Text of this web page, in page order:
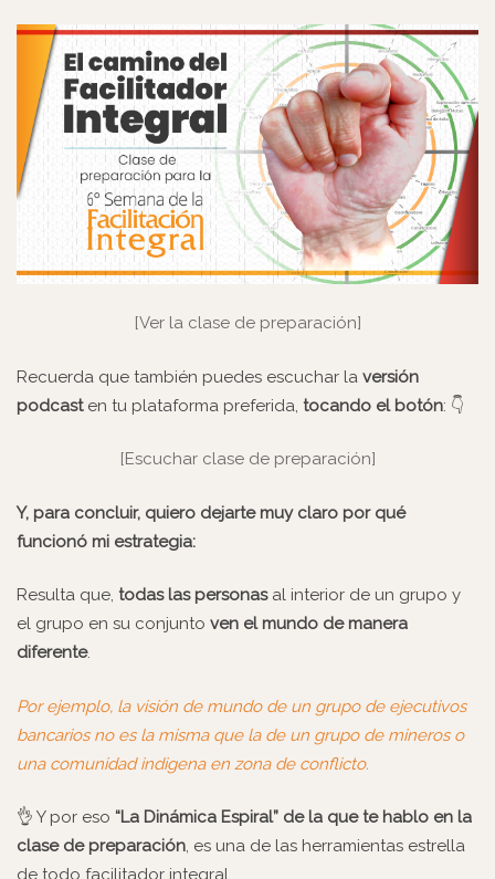
[Ver la clase de preparación]
Recuerda que también puedes escuchar la versión
podcast en tu plataforma preferida, tocando el botón: 👇
[Escuchar clase de preparación]
Y, para concluir, quiero dejarte muy claro por qué
funcionó mi estrategia:
Resulta que, todas las personasal interior de un grupo y
el grupo en su conjunto ven el mundo de manera
diferente.
Por ejemplo, la visión de mundo de un grupo de ejecutivos
bancarios no es la misma que la de un grupo de mineros o
una comunidad indigenaen zona de conflicto.
👌 Y por eso “La Dinámica Espiral” de la que te hablo en la
clase de preparación, es una de las herramientas estrella